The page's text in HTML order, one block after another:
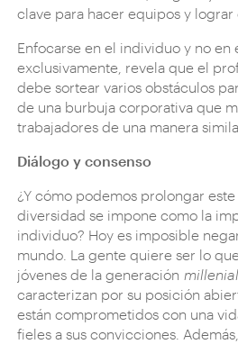
clave para hacer equipos y lograr
Enfocarse en el individuo y no en
exclusivamente, revela que el
debe sortear varios obstáculos
de una burbuja corporativa que
trabajadores de una manera
Diálogo y consenso
¿Y cómo podemos prolongar
diversidad se impone como la
individuo? Hoy es imposible
mundo. La gente quiere ser lo
jóvenes de la generación millenial
caracterizan por su posición
están comprometidos con una
fieles a sus convicciones.